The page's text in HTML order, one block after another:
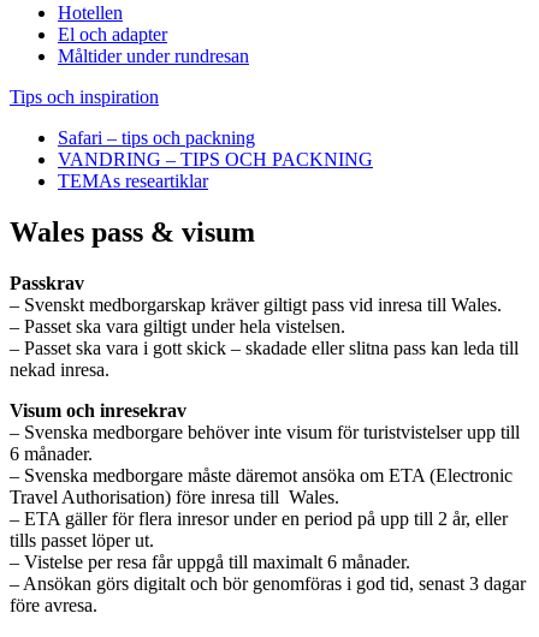
Hotellen
El och adapter
Måltider under rundresan
Tips och inspiration
Safari – tips och packning
VANDRING – TIPS OCH PACKNING
TEMAs researtiklar
Wales pass & visum
Passkrav
– Svenskt medborgarskap kräver giltigt pass vid inresa till Wales.
– Passet ska vara giltigt under hela vistelsen.
– Passet ska vara i gott skick – skadade eller slitna pass kan leda till
nekad inresa.
Visum och inresekrav
– Svenska medborgare behöver inte visum för turistvistelser upp till
6 månader.
– Svenska medborgare måste däremot ansöka om ETA (Electronic
Travel Authorisation) före inresa till Wales.
– ETA gäller för flera inresor under en period på upp till 2 år, eller
tills passet löper ut.
– Vistelse per resa får uppgå till maximalt 6 månader.
– Ansökan görs digitalt och bör genomföras i god tid, senast 3 dagar
före avresa.